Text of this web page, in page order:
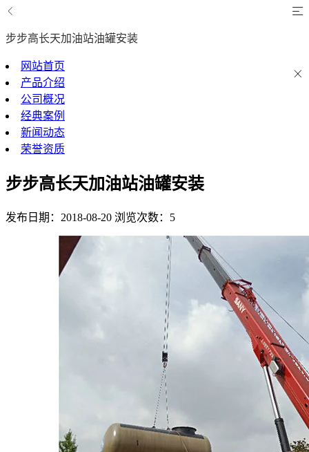
步步高长天加油站油罐安装
网站首页
产品介绍
公司概况
经典案例
新闻动态
荣誉资质
步步高长天加油站油罐安装
发布日期：2018-08-20 浏览次数：5